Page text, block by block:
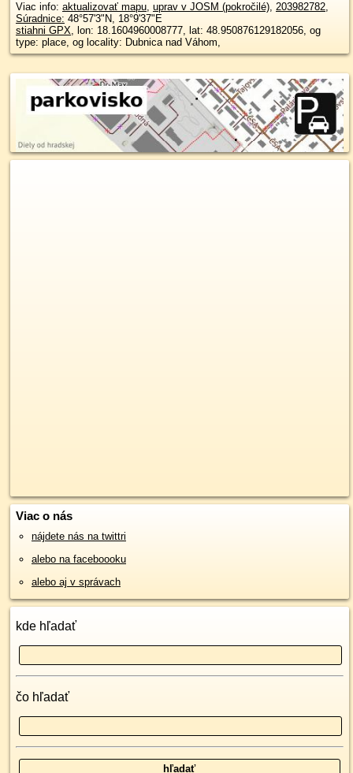
Viac info: aktualizovať mapu, uprav v JOSM (pokročilé), 203982782,
Súradnice: 48°57'3"N, 18°9'37"E
stiahni GPX, lon: 18.1604960008777, lat: 48.950876129182056, og
type: place, og locality: Dubnica nad Váhom,
Viac o nás
nájdete nás na twittri
alebo na faceboooku
alebo aj v správach
kde hľadať
čo hľadať